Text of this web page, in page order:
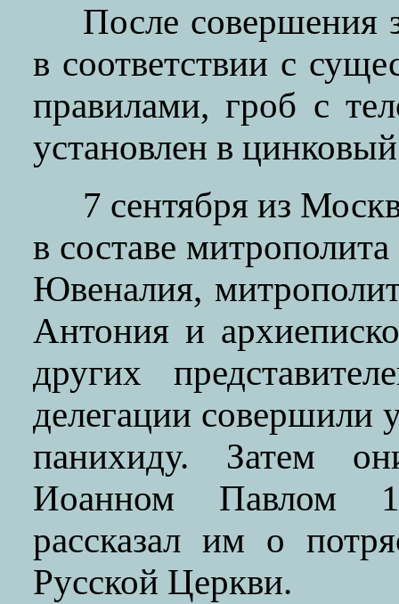
После совершения
в соответствии с
правилами, гроб с
установлен в
7 сентября из
в составе
Ювеналия,
Антония и
других
делегации совершили
панихиду. Затем
Иоанном Павлом
рассказал им о
Русской Церкви.